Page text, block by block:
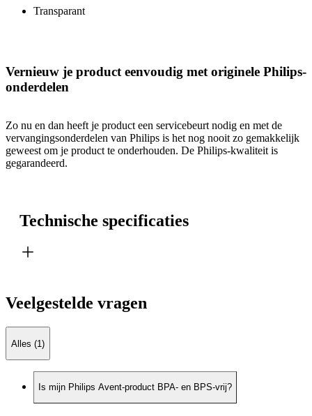
Transparant
Vernieuw je product eenvoudig met originele Philips-
onderdelen
Zo nu en dan heeft je product een servicebeurt nodig en met de
vervangingsonderdelen van Philips is het nog nooit zo gemakkelijk
geweest om je product te onderhouden. De Philips-kwaliteit is
gegarandeerd.
Technische specificaties
Veelgestelde vragen
Alles (1)
Is mijn Philips Avent-product BPA- en BPS-vrij?